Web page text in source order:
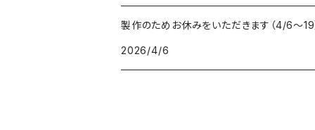
製作のためお休みをいただきます（4/6〜19
2026/4/6